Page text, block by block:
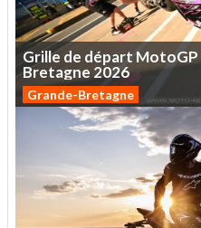
Grille de départ MotoGP
Bretagne 2026
Grande-Bretagne